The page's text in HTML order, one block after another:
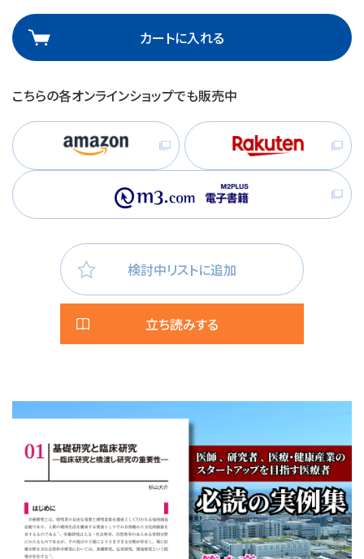
カートに入れる
こちらの各オンラインショップでも販売中
検討中リストに追加
立ち読みする